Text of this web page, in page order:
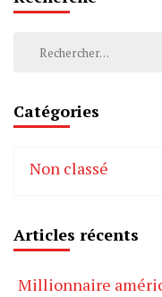
Rechercher :
Catégories
Non classé
Articles récents
Millionnaire